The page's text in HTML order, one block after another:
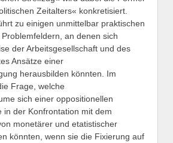
Zeitalters« konkretisiert.
zu einigen unmittelbar praktischen
an denen sich
der Arbeitsgesellschaft und des
Ansätze einer
herausbilden könnten. Im
Frage, welche
sich einer oppositionellen
in der Konfrontation mit dem
monetärer und etatistischer
könnten, wenn sie die Fixierung auf